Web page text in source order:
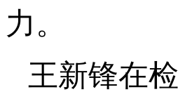
力。
王新锋在